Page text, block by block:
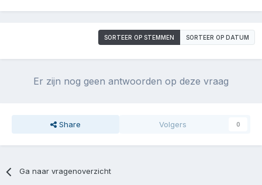
SORTEER OP STEMMEN SORTEER OP DATUM
Er zijn nog geen antwoorden op deze vraag
Share Volgers 0
Ga naar vragenoverzicht